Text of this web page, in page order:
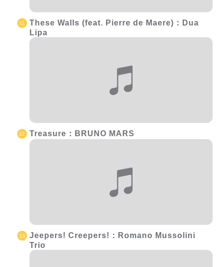
These Walls (feat. Pierre de Maere)： Dua
Lipa
Treasure：BRUNO MARS
Jeepers! Creepers!：Romano Mussolini
Trio